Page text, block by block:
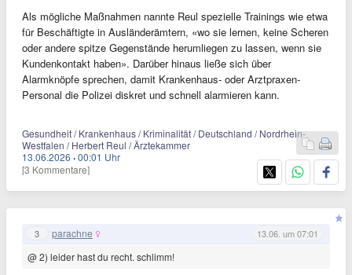
Als mögliche Maßnahmen nannte Reul spezielle Trainings wie etwa
für Beschäftigte in Ausländerämtern, «wo sie lernen, keine Scheren
oder andere spitze Gegenstände herumliegen zu lassen, wenn sie
Kundenkontakt haben». Darüber hinaus ließe sich über
Alarmknöpfe sprechen, damit Krankenhaus- oder Arztpraxen-
Personal die Polizei diskret und schnell alarmieren kann.
Gesundheit / Krankenhaus / Kriminalität / Deutschland / Nordrhein-
Westfalen / Herbert Reul / Ärztekammer
13.06.2026 ·00:01 Uhr
[3 Kommentare]
3 parachne 13.06. um 07:01
@ 2) leider hast du recht. schlimm!